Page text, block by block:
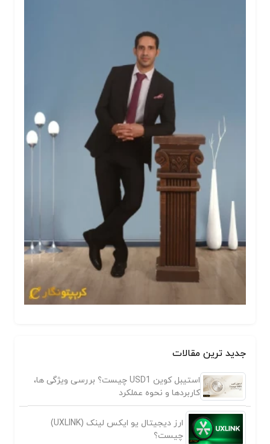
جدید ترین مقالات
استیبل کوین USD1 چیست؟ بررسی ویژگی ها،
کاربردها و نحوه عملکرد
ارز دیجیتال یو ایکس لینک (UXLINK)
چیست؟